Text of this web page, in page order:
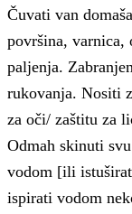
Čuvati van
površina, varnica,
paljenja.
rukovanja. Nositi
za oči/ zaštitu za
Odmah skinuti
vodom [ili
ispirati vodom